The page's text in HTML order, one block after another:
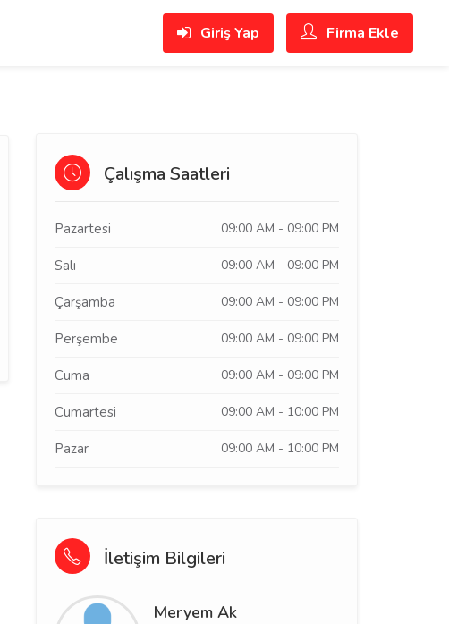
Giriş Yap Firma Ekle
Çalışma Saatleri
Pazartesi 09:00 AM - 09:00 PM
Salı 09:00 AM - 09:00 PM
Çarşamba 09:00 AM - 09:00 PM
Perşembe 09:00 AM - 09:00 PM
Cuma 09:00 AM - 09:00 PM
Cumartesi 09:00 AM - 10:00 PM
Pazar 09:00 AM - 10:00 PM
İletişim Bilgileri
Meryem Ak